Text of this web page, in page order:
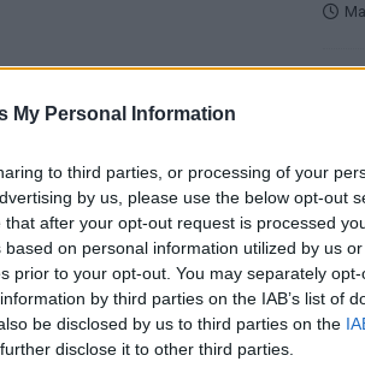
My Personal Information
to third parties, or processing of your
by us, please use the below opt-out
after your opt-out request is processed
on personal information utilized by us
prior to your opt-out. You may separately
by third parties on the IAB’s list of
be disclosed by us to third parties on the
disclose it to other third parties.
25
Von
sein